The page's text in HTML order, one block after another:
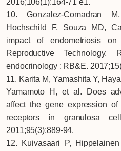
2016;106(1):164-71 e1.
10. Gonzalez-Comadran
Hochschild F, Souza MD,
impact of endometriosis
Reproductive Technology.
endocrinology : RB&E.
11. Karita M, Yamashita Y,
Yamamoto H, et al. Does
affect the gene expression
receptors in granulosa
2011;95(3):889-94.
12. Kuivasaari P,